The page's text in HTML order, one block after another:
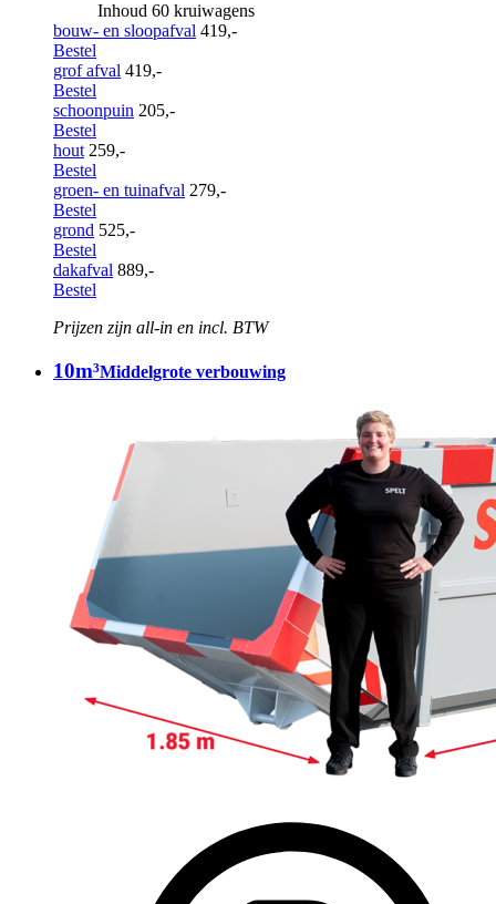
Inhoud 60 kruiwagens
bouw- en sloopafval 419,-
Bestel
grof afval 419,-
Bestel
schoonpuin 205,-
Bestel
hout 259,-
Bestel
groen- en tuinafval 279,-
Bestel
grond 525,-
Bestel
dakafval 889,-
Bestel
Prijzen zijn all-in en incl. BTW
10m³Middelgrote verbouwing